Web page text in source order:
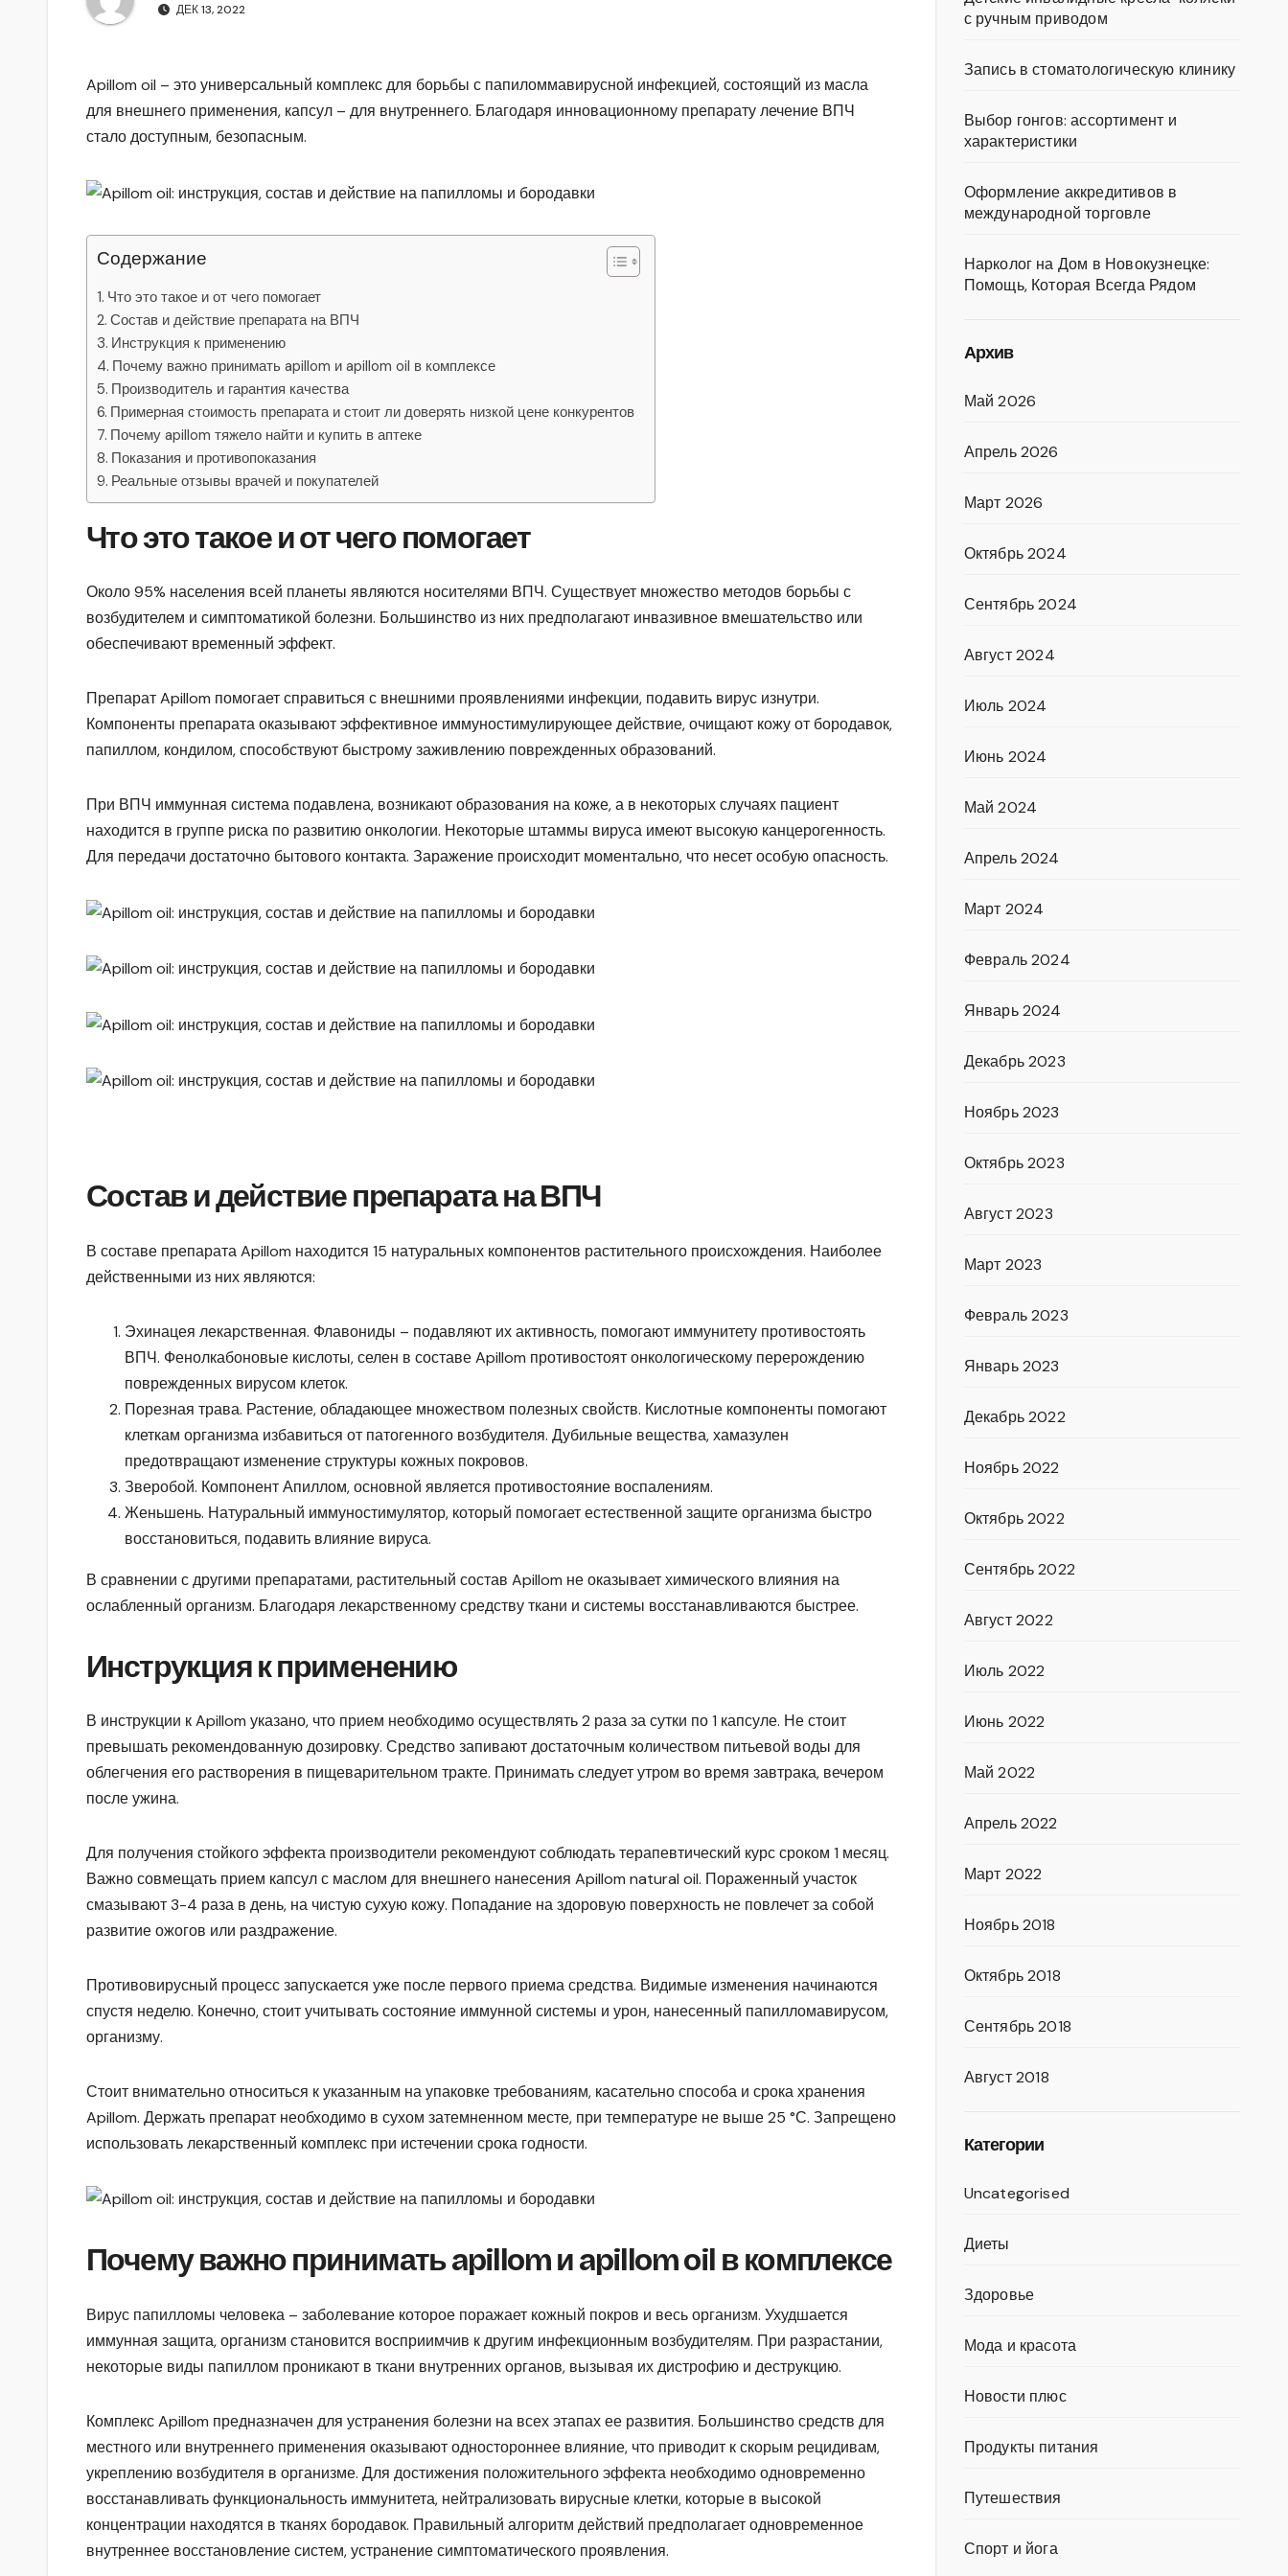
ДЕК 13, 2022
Apillom oil – это универсальный комплекс для борьбы с папиломмавирусной инфекцией, состоящий из масла
для внешнего применения, капсул – для внутреннего. Благодаря инновационному препарату лечение ВПЧ
стало доступным, безопасным.
Содержание
Что это такое и от чего помогает
Состав и действие препарата на ВПЧ
Инструкция к применению
Почему важно принимать apillom и apillom oil в комплексе
Производитель и гарантия качества
Примерная стоимость препарата и стоит ли доверять низкой цене конкурентов
Почему apillom тяжело найти и купить в аптеке
Показания и противопоказания
Реальные отзывы врачей и покупателей
Что это такое и от чего помогает
Около 95% населения всей планеты являются носителями ВПЧ. Существует множество методов борьбы с
возбудителем и симптоматикой болезни. Большинство из них предполагают инвазивное вмешательство или
обеспечивают временный эффект.
Препарат Apillom помогает справиться с внешними проявлениями инфекции, подавить вирус изнутри.
Компоненты препарата оказывают эффективное иммуностимулирующее действие, очищают кожу от бородавок,
папиллом, кондилом, способствуют быстрому заживлению поврежденных образований.
При ВПЧ иммунная система подавлена, возникают образования на коже, а в некоторых случаях пациент
находится в группе риска по развитию онкологии. Некоторые штаммы вируса имеют высокую канцерогенность.
Для передачи достаточно бытового контакта. Заражение происходит моментально, что несет особую опасность.
Состав и действие препарата на ВПЧ
В составе препарата Apillom находится 15 натуральных компонентов растительного происхождения. Наиболее
действенными из них являются:
Эхинацея лекарственная. Флавониды – подавляют их активность, помогают иммунитету противостоять
ВПЧ. Фенолкабоновые кислоты, селен в составе Apillom противостоят онкологическому перерождению
поврежденных вирусом клеток.
Порезная трава. Растение, обладающее множеством полезных свойств. Кислотные компоненты помогают
клеткам организма избавиться от патогенного возбудителя. Дубильные вещества, хамазулен
предотвращают изменение структуры кожных покровов.
Зверобой. Компонент Апиллом, основной является противостояние воспалениям.
Женьшень. Натуральный иммуностимулятор, который помогает естественной защите организма быстро
восстановиться, подавить влияние вируса.
В сравнении с другими препаратами, растительный состав Apillom не оказывает химического влияния на
ослабленный организм. Благодаря лекарственному средству ткани и системы восстанавливаются быстрее.
Инструкция к применению
В инструкции к Apillom указано, что прием необходимо осуществлять 2 раза за сутки по 1 капсуле. Не стоит
превышать рекомендованную дозировку. Средство запивают достаточным количеством питьевой воды для
облегчения его растворения в пищеварительном тракте. Принимать следует утром во время завтрака, вечером
после ужина.
Для получения стойкого эффекта производители рекомендуют соблюдать терапевтический курс сроком 1 месяц.
Важно совмещать прием капсул с маслом для внешнего нанесения Apillom natural oil. Пораженный участок
смазывают 3-4 раза в день, на чистую сухую кожу. Попадание на здоровую поверхность не повлечет за собой
развитие ожогов или раздражение.
Противовирусный процесс запускается уже после первого приема средства. Видимые изменения начинаются
спустя неделю. Конечно, стоит учитывать состояние иммунной системы и урон, нанесенный папилломавирусом,
организму.
Стоит внимательно относиться к указанным на упаковке требованиям, касательно способа и срока хранения
Apillom. Держать препарат необходимо в сухом затемненном месте, при температуре не выше 25 °С. Запрещено
использовать лекарственный комплекс при истечении срока годности.
Почему важно принимать apillom и apillom oil в комплексе
Вирус папилломы человека – заболевание которое поражает кожный покров и весь организм. Ухудшается
иммунная защита, организм становится восприимчив к другим инфекционным возбудителям. При разрастании,
некоторые виды папиллом проникают в ткани внутренних органов, вызывая их дистрофию и деструкцию.
Комплекс Apillom предназначен для устранения болезни на всех этапах ее развития. Большинство средств для
местного или внутреннего применения оказывают одностороннее влияние, что приводит к скорым рецидивам,
укреплению возбудителя в организме. Для достижения положительного эффекта необходимо одновременно
восстанавливать функциональность иммунитета, нейтрализовать вирусные клетки, которые в высокой
концентрации находятся в тканях бородавок. Правильный алгоритм действий предполагает одновременное
внутреннее восстановление систем, устранение симптоматического проявления.
с ручным приводом
Запись в стоматологическую клинику
Выбор гонгов: ассортимент и
характеристики
Оформление аккредитивов в
международной торговле
Нарколог на Дом в Новокузнецке:
Помощь, Которая Всегда Рядом
Архив
Май 2026
Апрель 2026
Март 2026
Октябрь 2024
Сентябрь 2024
Август 2024
Июль 2024
Июнь 2024
Май 2024
Апрель 2024
Март 2024
Февраль 2024
Январь 2024
Декабрь 2023
Ноябрь 2023
Октябрь 2023
Август 2023
Март 2023
Февраль 2023
Январь 2023
Декабрь 2022
Ноябрь 2022
Октябрь 2022
Сентябрь 2022
Август 2022
Июль 2022
Июнь 2022
Май 2022
Апрель 2022
Март 2022
Ноябрь 2018
Октябрь 2018
Сентябрь 2018
Август 2018
Категории
Uncategorised
Диеты
Здоровье
Мода и красота
Новости плюс
Продукты питания
Путешествия
Спорт и йога